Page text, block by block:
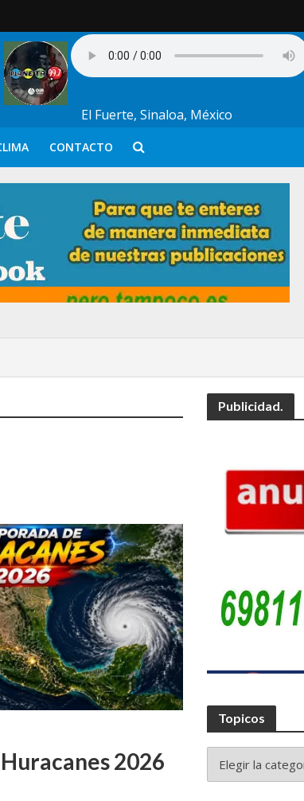
El Fuerte, Sinaloa, México
CONTACTO
2026
Publicidad.
Topicos